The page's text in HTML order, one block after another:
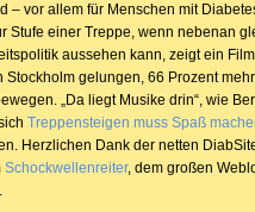
– vor allem für Menschen mit
Stufe einer Treppe, wenn nebenan
aussehen kann, zeigt ein
Stockholm gelungen, 66 Prozent
„Da liegt Musike drin“, wie
Treppensteigen muss Spaß
Herzlichen Dank der netten
Schockwellenreiter, dem großen